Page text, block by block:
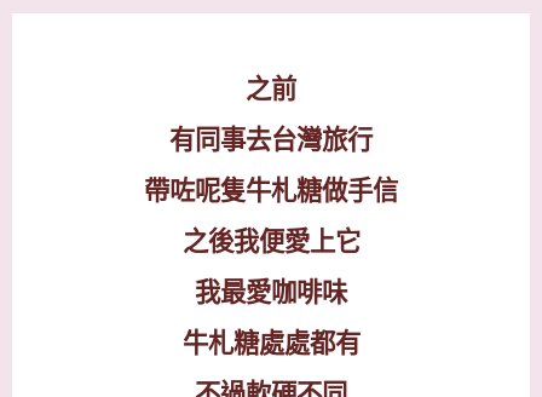
之前
有同事去台灣旅行
帶咗呢隻牛札糖做手信
之後我便愛上它
我最愛咖啡味
牛札糖處處都有